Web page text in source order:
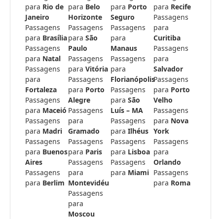
para Rio de
Janeiro
Passagens
para Brasília
Passagens
para Natal
Passagens
para
Fortaleza
Passagens
para Maceió
Passagens
para Madri
Passagens
para Buenos
Aires
Passagens
para Berlim
para Belo
Horizonte
Passagens
para São
Paulo
Passagens
para Vitória
Passagens
para Porto
Alegre
Passagens
para
Gramado
Passagens
para Paris
Passagens
para
Montevidéu
Passagens
para
Moscou
para Porto
Seguro
Passagens
para
Manaus
Passagens
para
Florianópolis
Passagens
para São
Luís – MA
Passagens
para Ilhéus
Passagens
para Lisboa
Passagens
para Miami
para Recife
Passagens
para
Curitiba
Passagens
para
Salvador
Passagens
para Porto
Velho
Passagens
para Nova
York
Passagens
para
Orlando
Passagens
para Roma